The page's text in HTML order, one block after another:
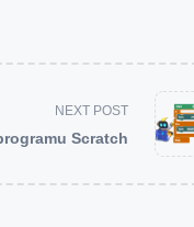
NEXT POST
Scratch